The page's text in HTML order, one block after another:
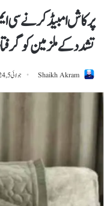
پرکاش امبیڈکر نے سی
تشدد کے ملزمین کو
Shaikh Akram جولائی 5, 2024